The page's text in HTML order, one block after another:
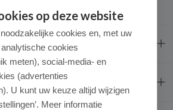
op deze website
cookies en, met uw
cookies
meten), social-media- en
(advertenties
U kunt uw keuze altijd wijzigen
Meer informatie